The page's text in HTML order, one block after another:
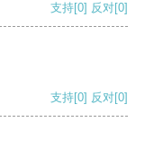
支持[0] 反对[0]
支持[0] 反对[0]